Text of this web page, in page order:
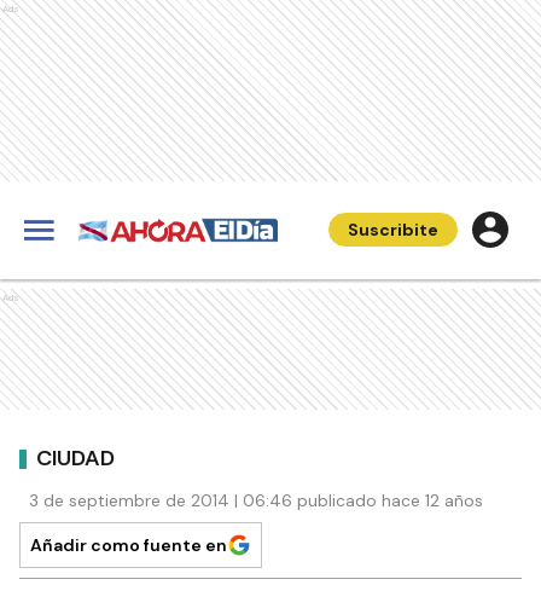
Ads
Suscribite
Ads
CIUDAD
3 de septiembre de 2014 | 06:46 publicado hace 12 años
Añadir como fuente en